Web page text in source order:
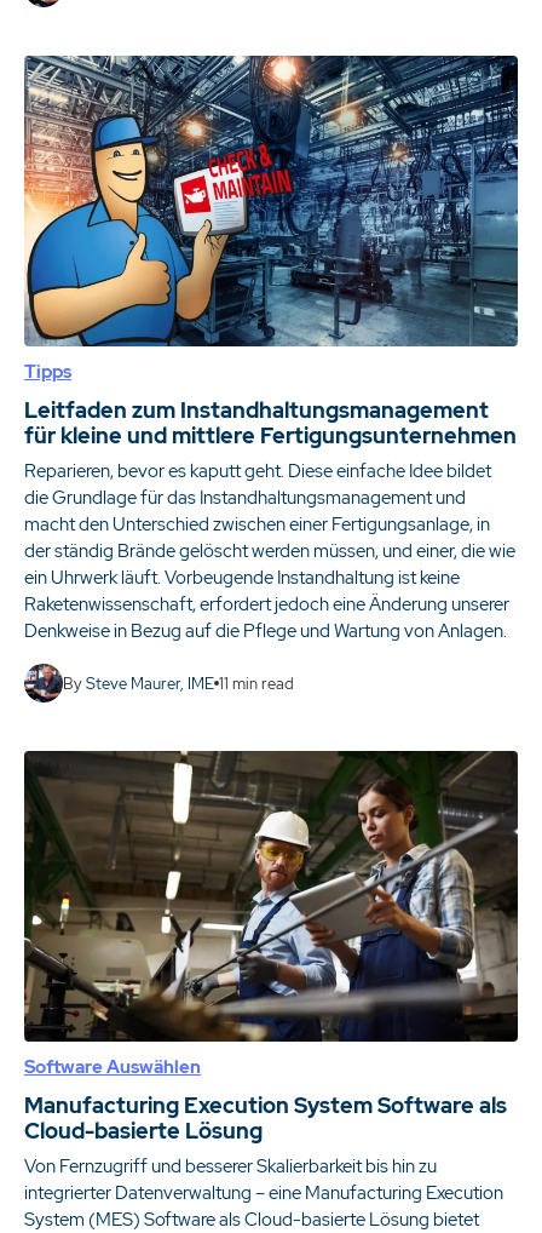
Tipps
Leitfaden zum Instandhaltungsmanagement
für kleine und mittlere Fertigungsunternehmen
Reparieren, bevor es kaputt geht. Diese einfache Idee bildet
die Grundlage für das Instandhaltungsmanagement und
macht den Unterschied zwischen einer Fertigungsanlage, in
der ständig Brände gelöscht werden müssen, und einer, die wie
ein Uhrwerk läuft. Vorbeugende Instandhaltung ist keine
Raketenwissenschaft, erfordert jedoch eine Änderung unserer
Denkweise in Bezug auf die Pflege und Wartung von Anlagen.
BySteve Maurer, IME 11 min read
Software Auswählen
Manufacturing Execution System Software als
Cloud-basierte Lösung
Von Fernzugriff und besserer Skalierbarkeit bis hin zu
integrierter Datenverwaltung – eine Manufacturing Execution
System (MES) Software als Cloud-basierte Lösung bietet